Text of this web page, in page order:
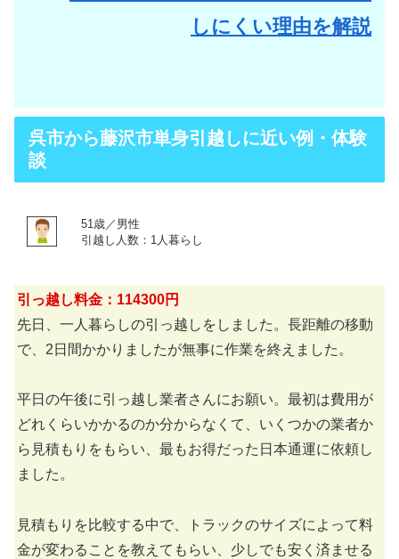
しにくい理由を解説
呉市から藤沢市単身引越しに近い例・体験
談
51歳／男性
引越し人数：1人暮らし
引っ越し料金：114300円
先日、一人暮らしの引っ越しをしました。長距離の移動
で、2日間かかりましたが無事に作業を終えました。
平日の午後に引っ越し業者さんにお願い。最初は費用が
どれくらいかかるのか分からなくて、いくつかの業者か
ら見積もりをもらい、最もお得だった日本通運に依頼し
ました。
見積もりを比較する中で、トラックのサイズによって料
金が変わることを教えてもらい、少しでも安く済ませる